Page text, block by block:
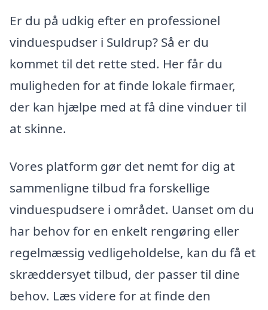
Er du på udkig efter en professionel
vinduespudser i Suldrup? Så er du
kommet til det rette sted. Her får du
muligheden for at finde lokale firmaer,
der kan hjælpe med at få dine vinduer til
at skinne.
Vores platform gør det nemt for dig at
sammenligne tilbud fra forskellige
vinduespudsere i området. Uanset om du
har behov for en enkelt rengøring eller
regelmæssig vedligeholdelse, kan du få et
skræddersyet tilbud, der passer til dine
behov. Læs videre for at finde den